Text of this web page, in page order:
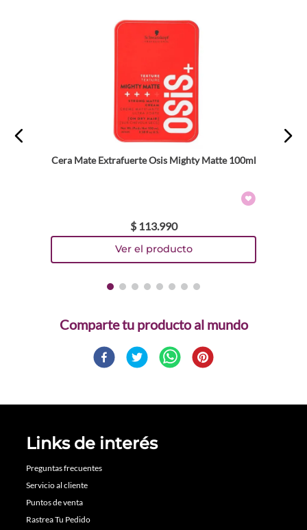
Cera Mate Extrafuerte Osis Mighty Matte 100ml
$ 113.990
Comparte
Links de interés
Preguntas frecuentes
Servicio al cliente
Puntos de venta
Rastrea Tu Pedido